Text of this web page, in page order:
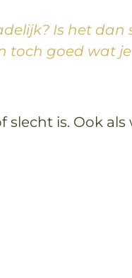
Is het dan
toch goed wat
is. Ook als